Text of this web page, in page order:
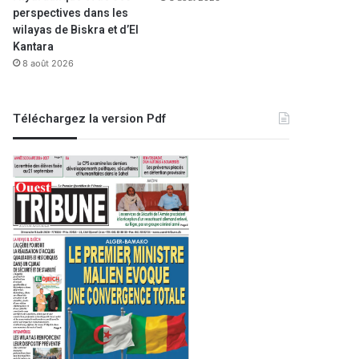
Pétrole : les prix
Saïda : 17 opérations réussies en neurochirurgie et chirurgie cérébrale
17 octobre 2022
Béni aBBèS:
Des équipements modernes pour améliorer les prestations postales
31 juillet 2026
perspectives dans les
wilayas de Biskra et d’El
Kantara
8 août 2026
Téléchargez la version Pdf